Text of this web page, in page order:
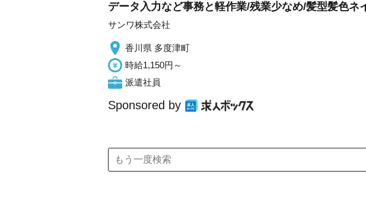
データ入力など事務と軽作業/残業少なめ/髪型髪色ネ
サンワ株式会社
香川県 多度津町
時給1,150円～
派遣社員
Sponsored by